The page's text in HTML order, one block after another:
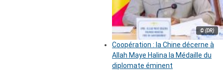
© (DR)
Coopération : la Chine décerne à
Allah Maye Halina la Médaille du
diplomate éminent